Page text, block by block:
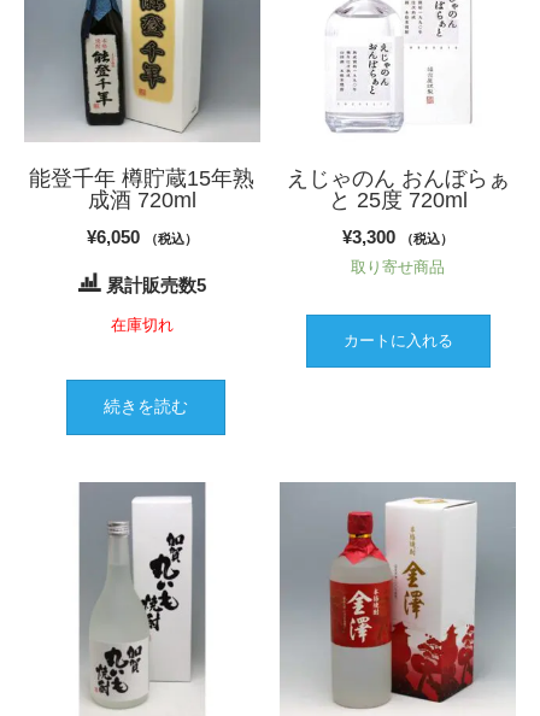
能登千年 樽貯蔵15年熟
成酒 720ml
¥6,050 （税込）
累計販売数5
在庫切れ
続きを読む
えじゃのん おんぼらぁ
と 25度 720ml
¥3,300 （税込）
取り寄せ商品
カートに入れる